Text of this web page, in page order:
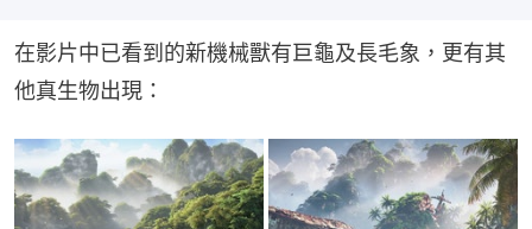
在影片中已看到的新機械獸有巨龜及長毛象，更有其
他真生物出現：